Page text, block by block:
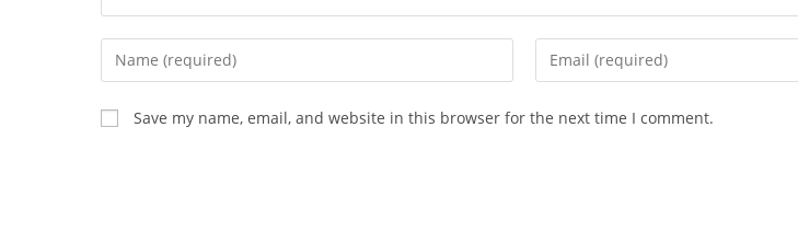
Save my name, email, and website in this browser for the next time I comment.